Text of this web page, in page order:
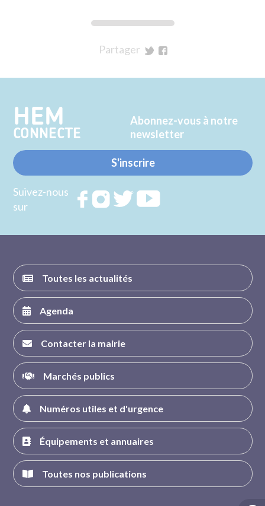
Partager
Twitter
Facebook
HEM
CONNECTE
Abonnez-vous à notre
newsletter
S'inscrire
Suivez-nous
sur
RejoignezRejoignezRejoignez
Toutes les actualités
Agenda
Contacter la mairie
Marchés publics
Numéros utiles et d'urgence
Équipements et annuaires
Toutes nos publications